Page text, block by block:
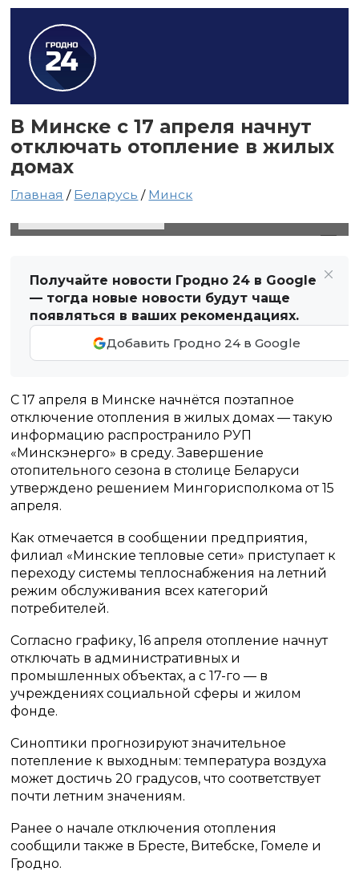
В Минске с 17 апреля начнут
отключать отопление в жилых
домах
Главная / Беларусь / Минск
Получайте новости Гродно 24 в Google
— тогда новые новости будут чаще
появляться в ваших рекомендациях.
Добавить Гродно 24 в Google
С 17 апреля в Минске начнётся поэтапное
отключение отопления в жилых домах — такую
информацию распространило РУП
«Минскэнерго» в среду. Завершение
отопительного сезона в столице Беларуси
утверждено решением Мингорисполкома от 15
апреля.
Как отмечается в сообщении предприятия,
филиал «Минские тепловые сети» приступает к
переходу системы теплоснабжения на летний
режим обслуживания всех категорий
потребителей.
Согласно графику, 16 апреля отопление начнут
отключать в административных и
промышленных объектах, а с 17-го — в
учреждениях социальной сферы и жилом
фонде.
Синоптики прогнозируют значительное
потепление к выходным: температура воздуха
может достичь 20 градусов, что соответствует
почти летним значениям.
Ранее о начале отключения отопления
сообщили также в Бресте, Витебске, Гомеле и
Гродно.